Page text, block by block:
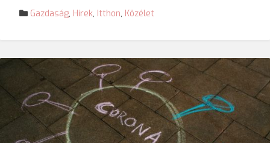
Gazdaság, Hírek, Itthon, Közélet